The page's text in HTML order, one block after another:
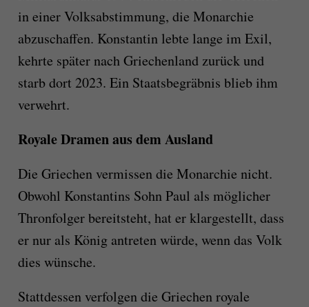
in einer Volksabstimmung, die Monarchie
abzuschaffen. Konstantin lebte lange im Exil,
kehrte später nach Griechenland zurück und
starb dort 2023. Ein Staatsbegräbnis blieb ihm
verwehrt.
Royale Dramen aus dem Ausland
Die Griechen vermissen die Monarchie nicht.
Obwohl Konstantins Sohn Paul als möglicher
Thronfolger bereitsteht, hat er klargestellt, dass
er nur als König antreten würde, wenn das Volk
dies wünsche.
Stattdessen verfolgen die Griechen royale